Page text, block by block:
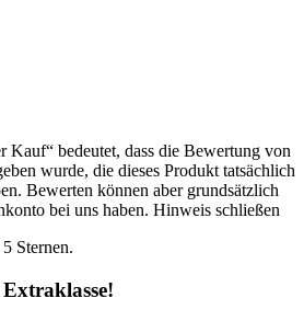
Kauf“ bedeutet, dass die Bewertung von
wurde, die dieses Produkt tatsächlich
Bewerten können aber grundsätzlich
bei uns haben. Hinweis schließen
Sternen.